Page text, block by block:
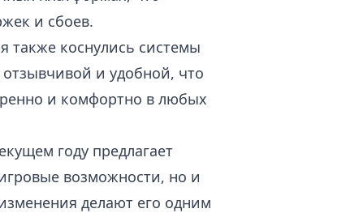
и сбоев.
также коснулись системы
и удобной, что
и комфортно в любых
году предлагает
возможности, но и
делают его одним